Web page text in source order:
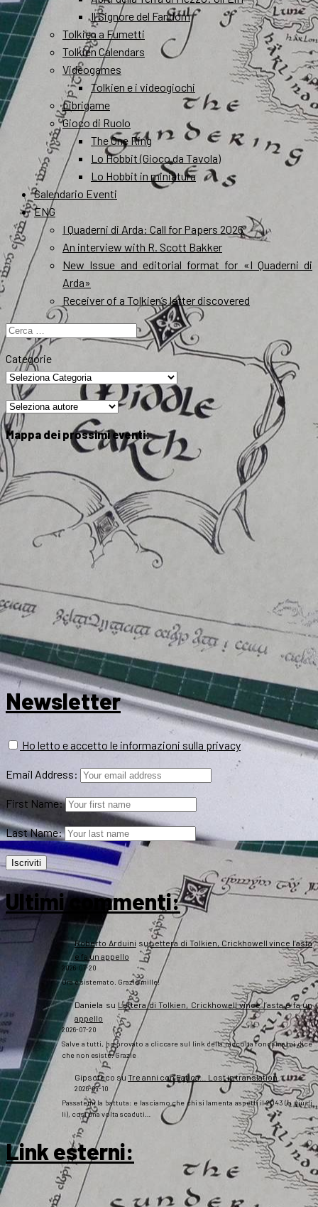
Il Signore del Fandom
Tolkien a Fumetti
Tolkien Calendars
Videogames
Tolkien e i videogiochi
Librigame
Gioco di Ruolo
The One Ring
Lo Hobbit (Gioco da Tavola)
Lo Hobbit in miniatura
Calendario Eventi
ENG
I Quaderni di Arda: Call for Papers 2026
An interview with R. Scott Bakker
New Issue and editorial format for «I Quaderni di
Arda»
Receiver of a Tolkien’s letter discovered
Ricerca
Categorie
Mappa dei prossimi eventi:
Newsletter
Ho letto e accetto le informazioni sulla privacy
Email Address:
First Name:
Last Name:
Ultimi commenti:
Roberto Arduini suLettera di Tolkien, Crickhowell vince l’asta
e fa un appello
2026-07-20
Ora è sistemato. Grazie mille!
Daniela su Lettera di Tolkien, Crickhowell vince l’asta e fa un
appello
2026-07-20
Salve a tutti, ho provato a cliccare sul link della raccolta fondi ma mi dice
che non esiste. Grazie
Gipsoteco su Tre anni con Fatica… Lost in translation
2026-07-10
Passatemi la battuta: e lasciamo che chi si lamenta aspetti il 2043 (o giù di
lì), così una volta scaduti…
Link esterni: